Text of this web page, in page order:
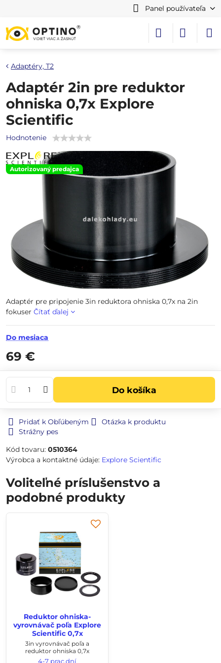
Panel používateľa
Autorizovaný predajca
Adaptéry, T2
Adaptér 2in pre reduktor
ohniska 0,7x Explore
Scientific
Hodnotenie
Adaptér pre pripojenie 3in reduktora ohniska 0,7x na 2in
fokuser Čítať ďalej
Do mesiaca
69 €
Do košíka
Pridať k Obľúbeným
Otázka k produktu
Strážny pes
Kód tovaru: 0510364
Výrobca a kontaktné údaje: Explore Scientific
Voliteľné príslušenstvo a
podobné produkty
Reduktor ohniska-
vyrovnávač poľa Explore
Scientific 0,7x
3in vyrovnávač poľa a
reduktor ohniska 0,7x
4-7 prac.dní